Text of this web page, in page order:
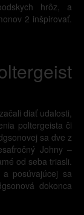
hrôz, a
2 inšpirovať.
diať udalosti,
poltergeista či
sa dve z
Johny –
od seba triasli.
posúvajúcej sa
dokonca